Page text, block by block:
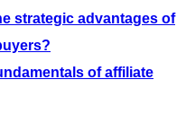
strategic advantages of
of affiliate